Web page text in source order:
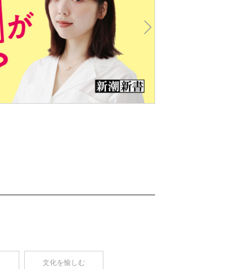
文化を愉しむ